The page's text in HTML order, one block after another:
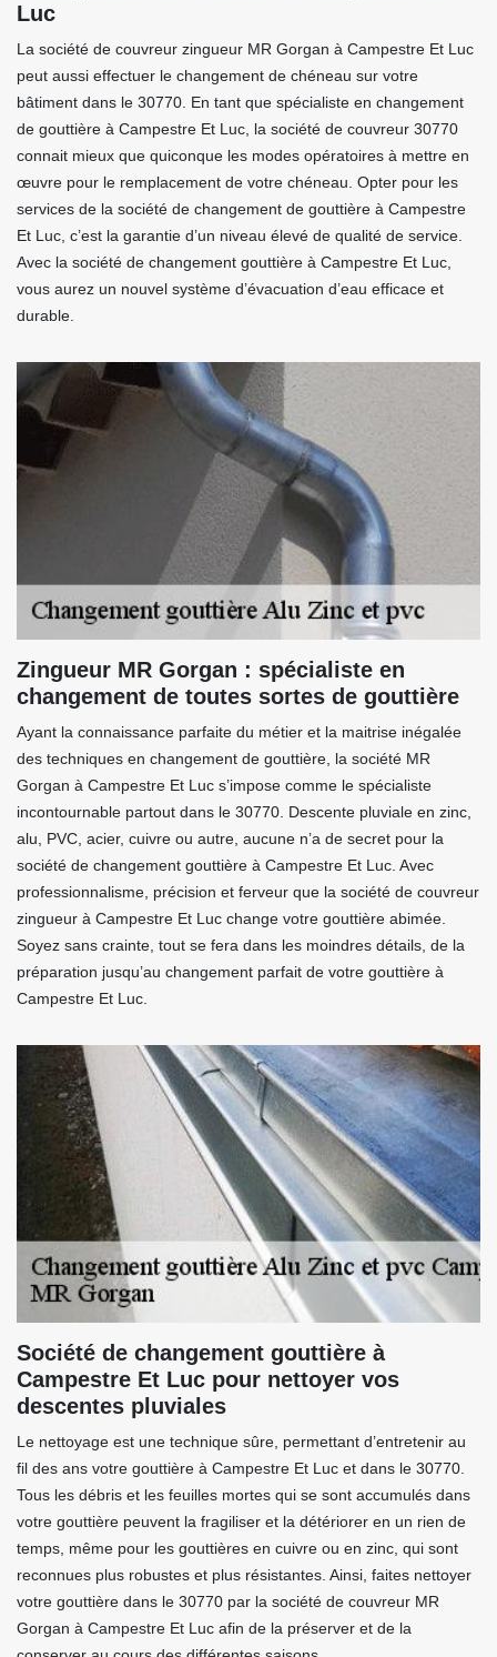
Luc
La société de couvreur zingueur MR Gorgan à Campestre Et Luc
peut aussi effectuer le changement de chéneau sur votre
bâtiment dans le 30770. En tant que spécialiste en changement
de gouttière à Campestre Et Luc, la société de couvreur 30770
connait mieux que quiconque les modes opératoires à mettre en
œuvre pour le remplacement de votre chéneau. Opter pour les
services de la société de changement de gouttière à Campestre
Et Luc, c’est la garantie d’un niveau élevé de qualité de service.
Avec la société de changement gouttière à Campestre Et Luc,
vous aurez un nouvel système d’évacuation d’eau efficace et
durable.
Zingueur MR Gorgan : spécialiste en
changement de toutes sortes de gouttière
Ayant la connaissance parfaite du métier et la maitrise inégalée
des techniques en changement de gouttière, la société MR
Gorgan à Campestre Et Luc s’impose comme le spécialiste
incontournable partout dans le 30770. Descente pluviale en zinc,
alu, PVC, acier, cuivre ou autre, aucune n’a de secret pour la
société de changement gouttière à Campestre Et Luc. Avec
professionnalisme, précision et ferveur que la société de couvreur
zingueur à Campestre Et Luc change votre gouttière abimée.
Soyez sans crainte, tout se fera dans les moindres détails, de la
préparation jusqu’au changement parfait de votre gouttière à
Campestre Et Luc.
Société de changement gouttière à
Campestre Et Luc pour nettoyer vos
descentes pluviales
Le nettoyage est une technique sûre, permettant d’entretenir au
fil des ans votre gouttière à Campestre Et Luc et dans le 30770.
Tous les débris et les feuilles mortes qui se sont accumulés dans
votre gouttière peuvent la fragiliser et la détériorer en un rien de
temps, même pour les gouttières en cuivre ou en zinc, qui sont
reconnues plus robustes et plus résistantes. Ainsi, faites nettoyer
votre gouttière dans le 30770 par la société de couvreur MR
Gorgan à Campestre Et Luc afin de la préserver et de la